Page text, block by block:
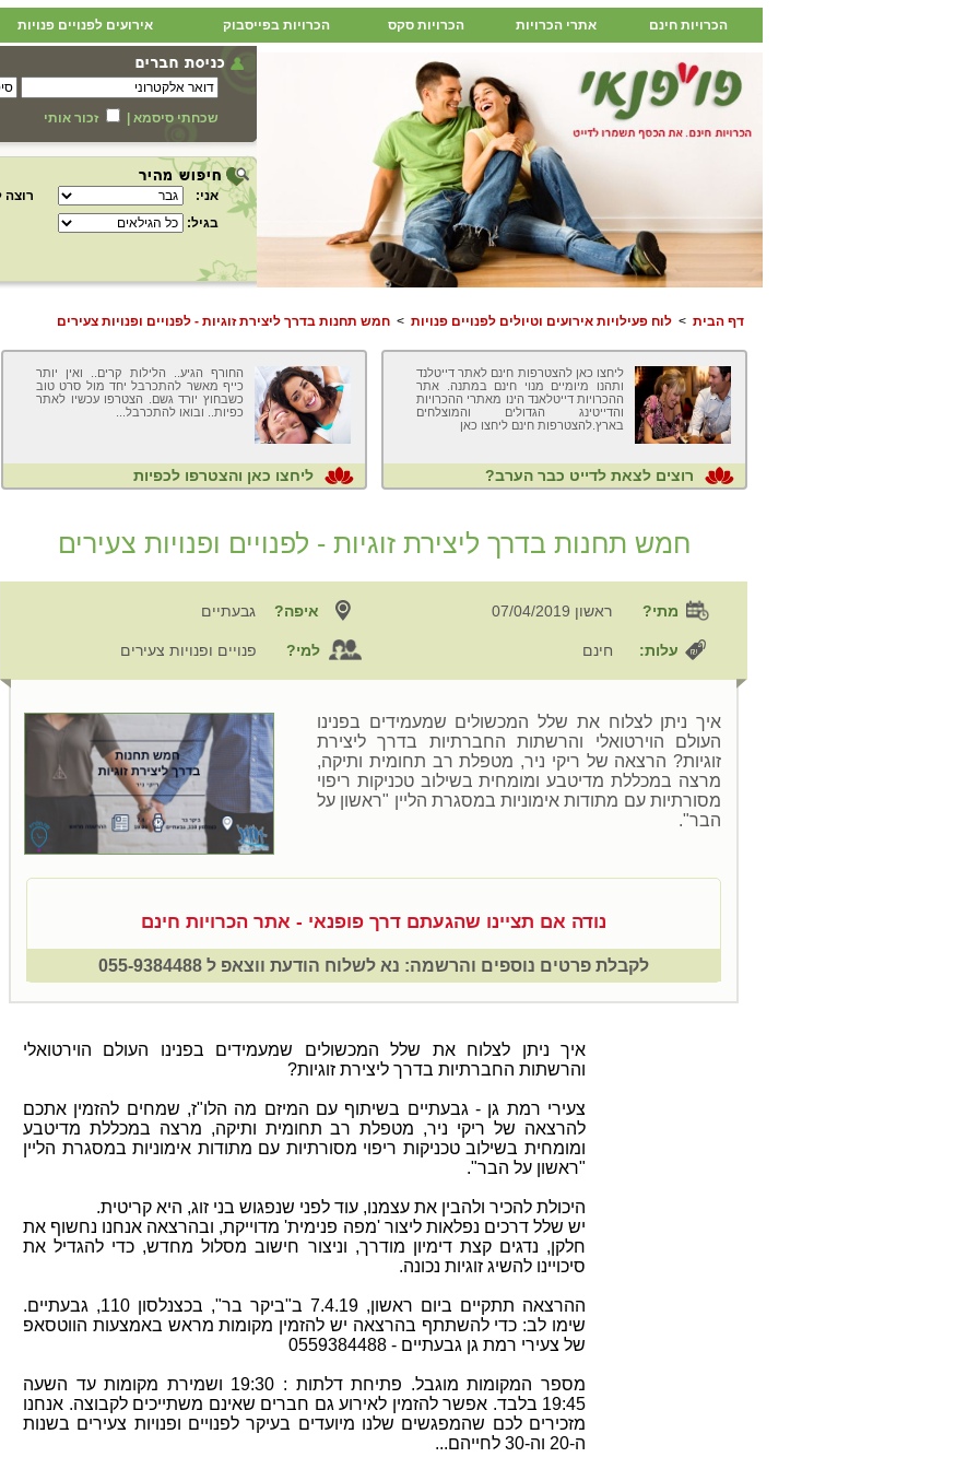
הכרויות חינם אתרי הכרויות הכרויות סקס הכרויות בפייסבוק אירועים לפנויים פנויות
שכחתי סיסמא זכור אותי
אני:
רוצה
בגיל:
דף הבית > לוח פעילויות אירועים וטיולים לפנויים פנויות > חמש תחנות בדרך ליצירת זוגיות - לפנויים ופנויות צעירים
ליחצו כאן להצטרפות חינם לאתר דייטלנד
ותהנו מיומיים מנוי חינם במתנה. אתר
ההכרויות דייטלאנד הינו מאתרי ההכרויות
והדייטינג הגדולים והמוצלחים
בארץ.להצטרפות חינם ליחצו כאן
רוצים לצאת לדייט כבר הערב?
החורף הגיע.. הלילות קרים.. ואין יותר
כייף מאשר להתכרבל יחד מול סרט טוב
כשבחוץ יורד גשם. הצטרפו עכשיו לאתר
כפיות.. ובואו להתכרבל...
ליחצו כאן והצטרפו לכפיות
חמש תחנות בדרך ליצירת זוגיות - לפנויים ופנויות צעירים
?מתי ראשון 07/04/2019 איפה? גבעתיים
עלות: חינם למי? פנויים ופנויות צעירים
איך ניתן לצלוח את שלל המכשולים שמעמידים בפנינו
העולם הוירטואלי והרשתות החברתיות בדרך ליצירת
זוגיות? הרצאה של ריקי ניר, מטפלת רב תחומית ותיקה,
מרצה במכללת מדיטבע ומומחית בשילוב טכניקות ריפוי
מסורתיות עם מתודות אימוניות במסגרת הליין "ראשון על
הבר".
נודה אם תציינו שהגעתם דרך פופנאי - אתר הכרויות חינם
לקבלת פרטים נוספים והרשמה: נא לשלוח הודעת ווצאפ ל 055-9384488
איך ניתן לצלוח את שלל המכשולים שמעמידים בפנינו העולם הוירטואלי
והרשתות החברתיות בדרך ליצירת זוגיות?
צעירי רמת גן - גבעתיים בשיתוף עם המיזם מה הלו"ז, שמחים להזמין אתכם
להרצאה של ריקי ניר, מטפלת רב תחומית ותיקה, מרצה במכללת מדיטבע
ומומחית בשילוב טכניקות ריפוי מסורתיות עם מתודות אימוניות במסגרת הליין
"ראשון על הבר".
היכולת להכיר ולהבין את עצמנו, עוד לפני שנפגוש בני זוג, היא קריטית.
יש שלל דרכים נפלאות ליצור 'מפה פנימית' מדוייקת, ובהרצאה אנחנו נחשוף את
חלקן, נדגים קצת דימיון מודרך, וניצור חישוב מסלול מחדש, כדי להגדיל את
סיכויינו להשיג זוגיות נכונה.
ההרצאה תתקיים ביום ראשון, 7.4.19 ב"ביקר בר", בכצנלסון 110, גבעתיים.
שימו לב: כדי להשתתף בהרצאה יש להזמין מקומות מראש באמצעות הווטסאפ
של צעירי רמת גן גבעתיים - 0559384488
מספר המקומות מוגבל. פתיחת דלתות : 19:30 ושמירת מקומות עד השעה
19:45 בלבד. אפשר להזמין לאירוע גם חברים שאינם משתייכים לקבוצה. אנחנו
מזכירים לכם שהמפגשים שלנו מיועדים בעיקר לפנויים ופנויות צעירים בשנות
ה-20 וה-30 לחייהם...